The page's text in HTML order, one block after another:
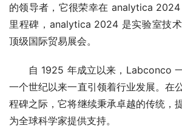
的领导者，它很荣幸在 analytica
里程碑，analytica 2024 是实验室技
顶级国际贸易展会。
自 1925 年成立以来，Labconco
一个世纪以来一直引领着行业发展。在
程碑之际，它将继续秉承卓越的传统，
为全球科学家提供支持。